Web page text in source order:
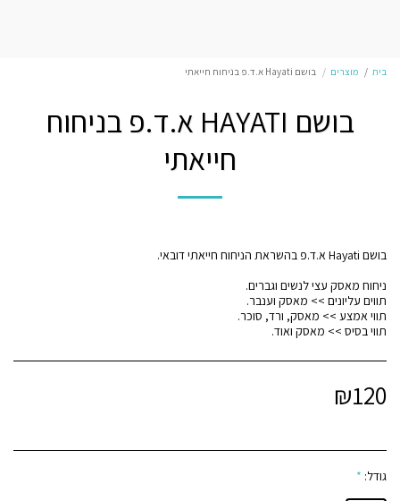
בית מוצרים בושם Hayati א.ד.פ בניחוח חייאתי
בושם HAYATI א.ד.פ בניחוח
חייאתי
תווי בסיס >> מאסק ואוד.
₪120
גודל: *